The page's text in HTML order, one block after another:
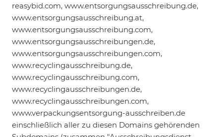
reasybid.com, www.entsorgungsausschreibung.de,
www.entsorgungsausschreibung.at,
www.entsorgungsausschreibung.com,
www.entsorgungsausschreibungen.de,
www.entsorgungsausschreibungen.com,
www.recyclingausschreibung.de,
www.recyclingausschreibung.com,
www.recyclingausschreibungen.de,
www.recyclingausschreibungen.com,
www.verpackungsentsorgung-ausschreiben.de
einschließlich aller zu diesen Domains gehörenden